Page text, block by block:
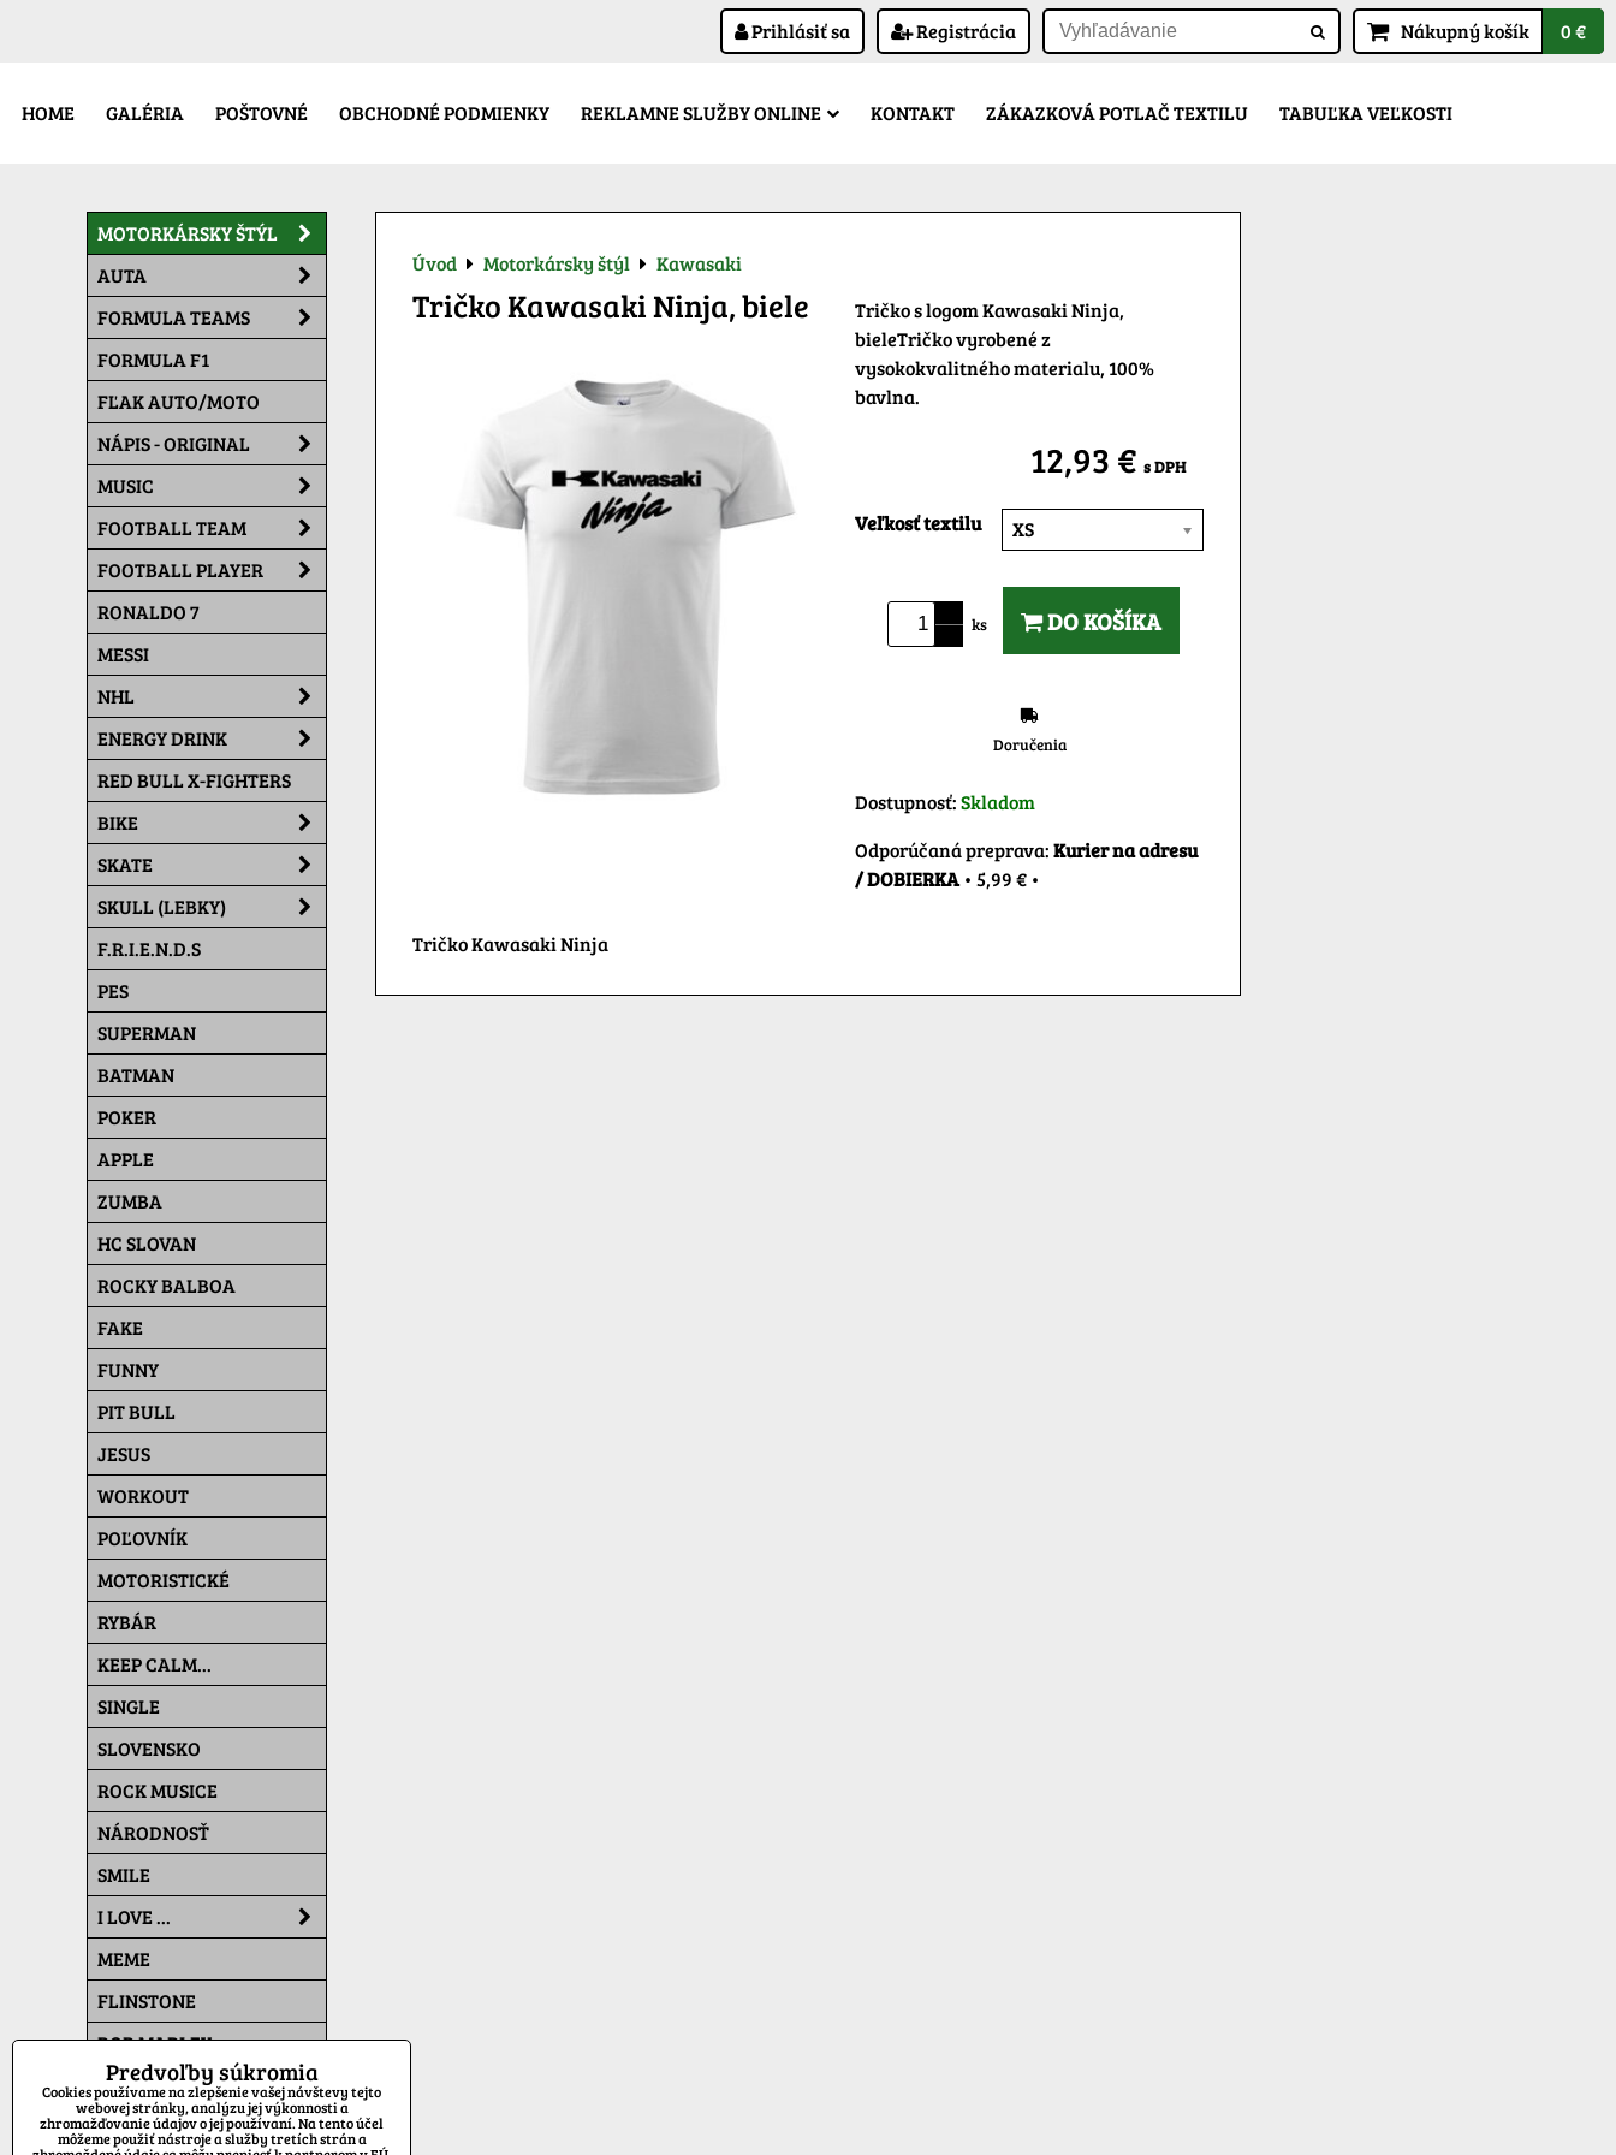
Prihlásiť sa Registrácia Nákupný košík 0 €
HOME GALÉRIA POŠTOVNÉ OBCHODNÉ PODMIENKY REKLAMNE SLUŽBY ONLINE KONTAKT ZÁKAZKOVÁ POTLAČ TEXTILU TABUĽKA VEĽKOSTI
Úvod Motorkársky štýl Kawasaki
Tričko Kawasaki Ninja, biele
Tričko s logom Kawasaki Ninja,
bieleTričko vyrobené z
vysokokvalitného materialu, 100%
bavlna.
12,93 € s DPH
Veľkosť textilu XS
ks DO KOŠÍKA
Doručenia
Dostupnosť:Skladom
Kurier na adresu
/ DOBIERKA• 5,99 € •
Tričko Kawasaki Ninja
MOTORKÁRSKY ŠTÝL
AUTA
FORMULA TEAMS
FORMULA F1
FĽAK AUTO/MOTO
NÁPIS - ORIGINAL
MUSIC
FOOTBALL TEAM
FOOTBALL PLAYER
RONALDO 7
MESSI
NHL
ENERGY DRINK
RED BULL X-FIGHTERS
BIKE
SKATE
SKULL (LEBKY)
F.R.I.E.N.D.S
PES
SUPERMAN
BATMAN
POKER
APPLE
ZUMBA
HC SLOVAN
ROCKY BALBOA
FAKE
FUNNY
PIT BULL
JESUS
WORKOUT
POĽOVNÍK
MOTORISTICKÉ
RYBÁR
KEEP CALM...
SINGLE
SLOVENSKO
ROCK MUSICE
NÁRODNOSŤ
SMILE
I LOVE ...
MEME
FLINSTONE
BOB MARLEY
THE SIMPSONS
PAT A MAT
Predvoľby súkromia
Cookies používame na zlepšenie vašej návštevy tejto
webovej stránky, analýzu jej výkonnosti a
zhromažďovanie údajov o jej používaní. Na tento účel
môžeme použiť nástroje a služby tretích strán a